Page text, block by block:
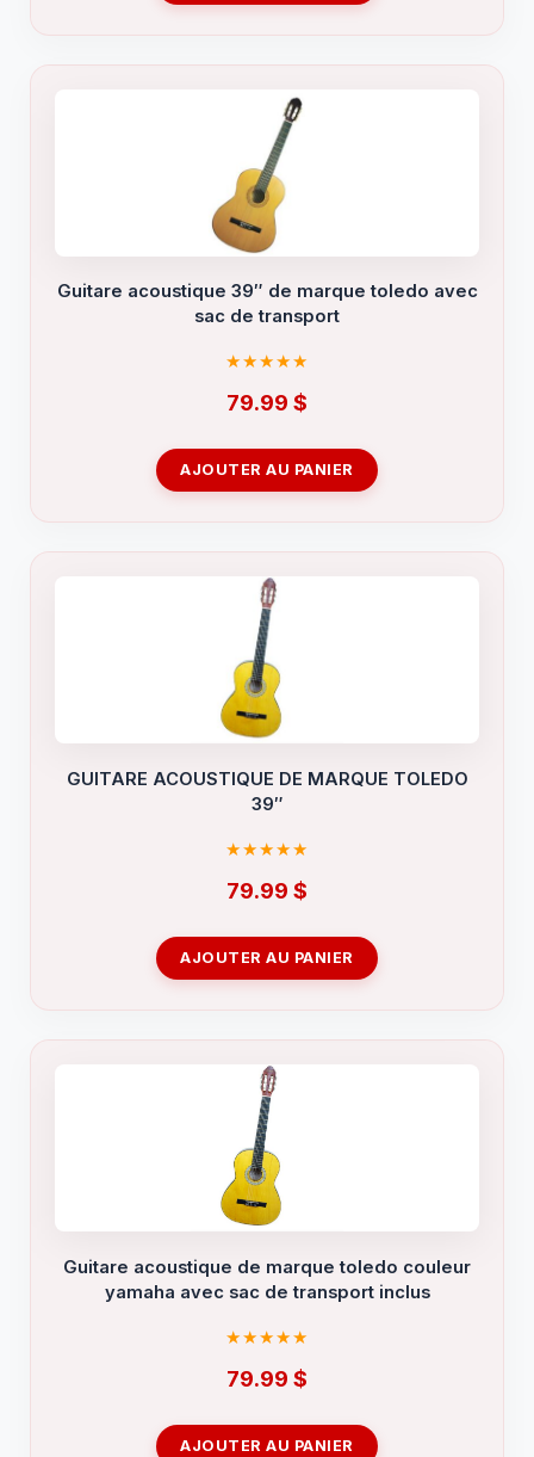
Guitare acoustique 39″ de marque toledo avec
sac de transport
79.99 $
AJOUTER AU PANIER
GUITARE ACOUSTIQUE DE MARQUE TOLEDO
39″
79.99 $
AJOUTER AU PANIER
Guitare acoustique de marque toledo couleur
yamaha avec sac de transport inclus
79.99 $
AJOUTER AU PANIER